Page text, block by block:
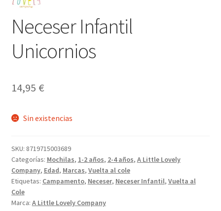
Neceser Infantil
Unicornios
14,95 €
Sin existencias
SKU: 8719715003689
Categorías: Mochilas, 1-2 años, 2-4 años, A Little Lovely
Company, Edad, Marcas, Vuelta al cole
Etiquetas: Campamento, Neceser, Neceser Infantil, Vuelta al
Cole
Marca: A Little Lovely Company